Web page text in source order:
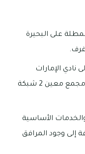
على البحيرة
الوصول من مجمع معين 2 إلى نادي الإمارات
للجولف ومضمار جبل علي، ويمتلك مجمع معين 2 شبكة
المرافق والخدمات الأساسية
إلى وجود المرافق